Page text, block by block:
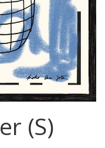
(S)